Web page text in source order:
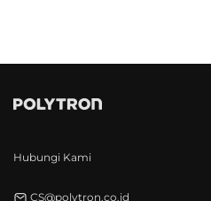
Hubungi Kami
CS@polytron.co.id